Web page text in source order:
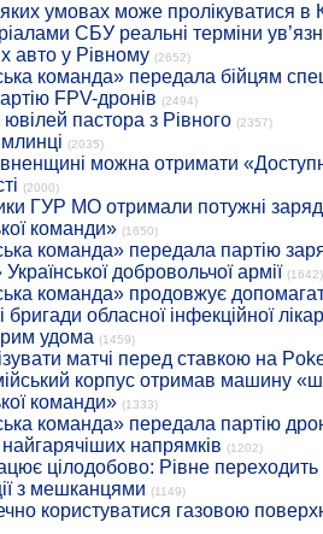
умовах може пролікуватися в
СБУ реальні терміни
авто у Рівному (2652)
команда» передала бійцям
FPV-дронів (2494)
пастора з Рівного (2357)
(2035)
можна отримати
(2000)
ГУР МО отримали потужні
команди» (1650)
команда» передала партію
добровольчої армії (1642)
команда» продовжує
бригади обласної інфекційної
удома (1459)
матчі перед ставкою на
корпус отримав машину
команди» (1333)
команда» передала партію
напрямків (1202)
цілодобово: Рівне
з мешканцями (1149)
користуватися газовою